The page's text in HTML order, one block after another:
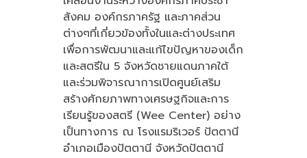
สังคม องค์กรภาครัฐ และภาคส่วน
ต่างๆที่เกี่ยวข้องทั้งในและต่างประเทศ
เพื่อการพัฒนาและแก้ไขปัญหาของเด็ก
และสตรีใน 5 จังหวัดชายแดนภาคใต้
และร่วมพิจารณาการเปิดศูนย์เสริม
สร้างศักยภาพทางเศรษฐกิจและการ
เรียนรู้ของสตรี (Wee Center) อย่าง
เป็นทางการ ณ โรงแรมริเวอร์ ปัตตานี
อำเภอเมืองปัตตานี จังหวัดปัตตานี